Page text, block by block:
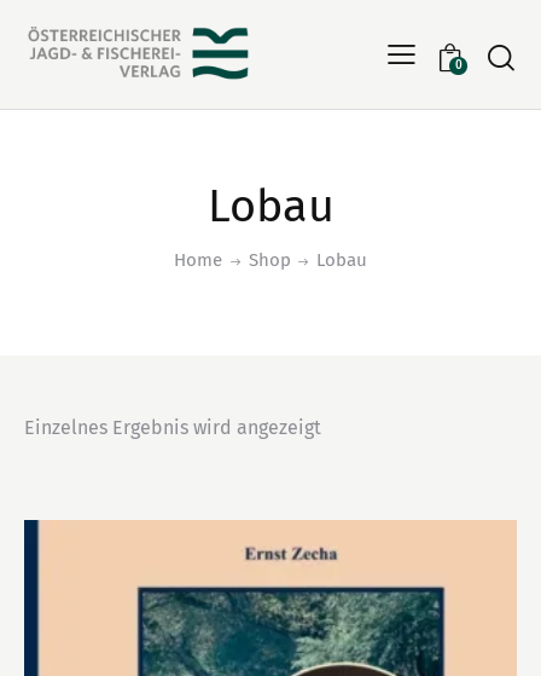
0
Lobau
Home Shop Lobau
Einzelnes Ergebnis wird angezeigt